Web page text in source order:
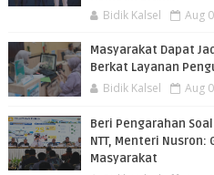
Bidik Kalsel Aug
Masyarakat Dapat
Berkat Layanan
Bidik Kalsel Aug
Beri Pengarahan
NTT, Menteri
Masyarakat